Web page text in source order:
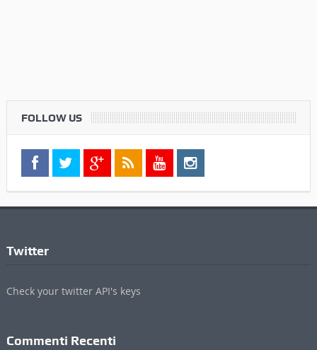
FOLLOW US
Twitter
Check your twitter API's keys
Commenti Recenti